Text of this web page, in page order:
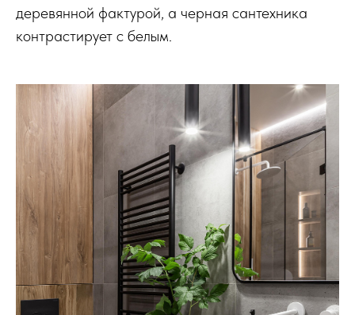
деревянной фактурой, а черная сантехника
контрастирует с белым.